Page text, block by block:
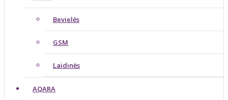
Bevielės
GSM
Laidinės
AQARA